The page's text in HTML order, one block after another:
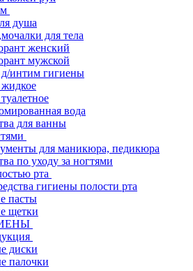
душа
для тела
женский
мужской
интим гигиены
вода
для ванны
для маникюра, педикюра
по уходу за ногтями
рта
гигиены полости рта
пасты
щетки
диски
палочки